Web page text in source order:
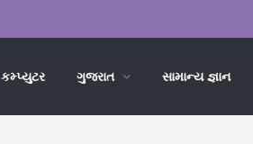
કમ્પ્યુટર ગુજરાત સામાન્ય જ્ઞાન